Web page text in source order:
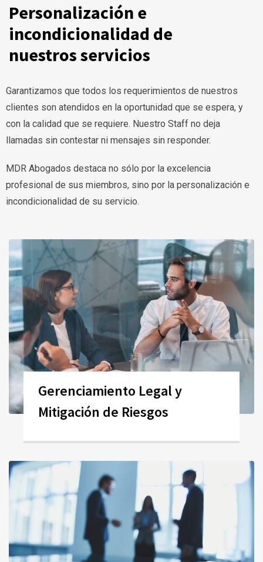
Personalización e
incondicionalidad de
nuestros servicios
Garantizamos que todos los requerimientos de nuestros
clientes son atendidos en la oportunidad que se espera, y
con la calidad que se requiere. Nuestro Staff no deja
llamadas sin contestar ni mensajes sin responder.
MDR Abogados destaca no sólo por la excelencia
profesional de sus miembros, sino por la personalización e
incondicionalidad de su servicio.
Gerenciamiento Legal y
Mitigación de Riesgos